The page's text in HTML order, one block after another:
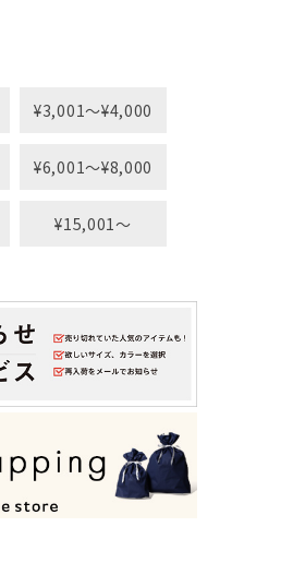
¥3,001〜¥4,000
¥6,001〜¥8,000
¥15,001〜